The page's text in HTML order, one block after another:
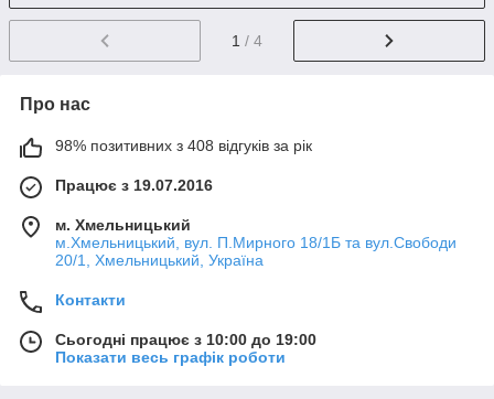
1 / 4
Про нас
98% позитивних з 408 відгуків за рік
Працює з 19.07.2016
м. Хмельницький
м.Хмельницький, вул. П.Мирного 18/1Б та вул.Свободи
20/1, Хмельницький, Україна
Контакти
Сьогодні працює з 10:00 до 19:00
Показати весь графік роботи